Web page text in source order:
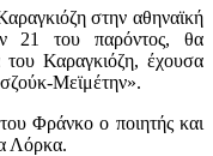
στην αθηναϊκή
21 του παρόντος, θα
Καραγκιόζη, έχουσα
Μεϊμέτην».
Φράνκο ο ποιητής και
Λόρκα.